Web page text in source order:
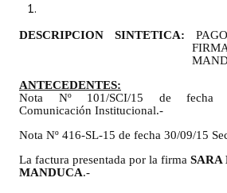
Programas
Constitución Nacional
Constitución Provincial
DESCRIPCION SINTETICA:
ANTECEDENTES:
Nota Nº 101/SCI/15 de fecha
Comunicación Institucional.-
Nota Nº 416-SL-15 de fecha 30/09/15
La factura presentada por la firma SARA
MANDUCA.-